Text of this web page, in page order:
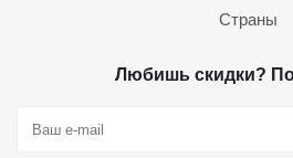
Страны
Любишь скидки?